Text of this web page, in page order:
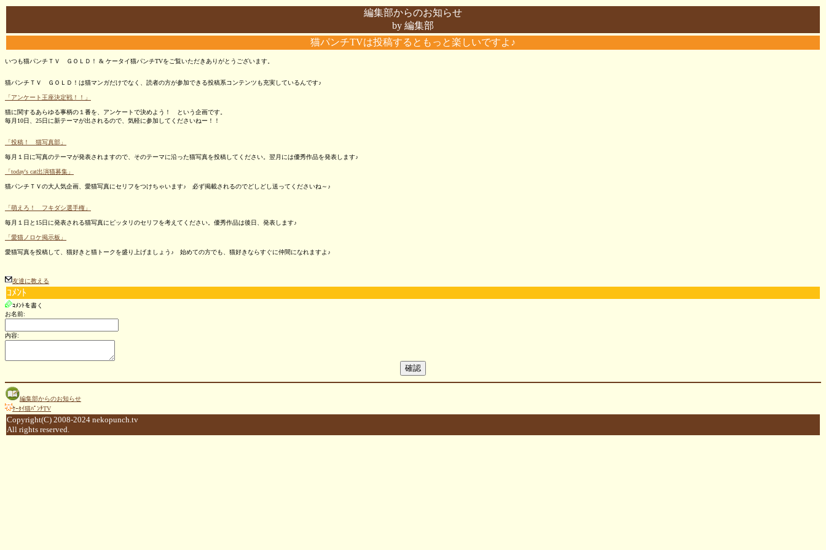
編集部からのお知らせ
by 編集部
猫パンチTVは投稿するともっと楽しいですよ♪
いつも猫パンチＴＶ ＧＯＬＤ！ & ケータイ猫パンチTVをご覧いただきありがとうございます。
猫パンチＴＶ ＧＯＬＤ！は猫マンガだけでなく、読者の方が参加できる投稿系コンテンツも充実しているんです♪
「アンケート王座決定戦！！」
猫に関するあらゆる事柄の１番を、アンケートで決めよう！ という企画です。
毎月10日、25日に新テーマが出されるので、気軽に参加してくださいねー！！
「投稿！ 猫写真部」
毎月１日に写真のテーマが発表されますので、そのテーマに沿った猫写真を投稿してください。翌月には優秀作品を発表します♪
「today's cat出演猫募集」
猫パンチＴＶの大人気企画、愛猫写真にセリフをつけちゃいます♪ 必ず掲載されるのでどしどし送ってくださいね～♪
「萌えろ！ フキダシ選手権」
毎月１日と15日に発表される猫写真にピッタリのセリフを考えてください。優秀作品は後日、発表します♪
「愛猫ノロケ掲示板」
愛猫写真を投稿して、猫好きと猫トークを盛り上げましょう♪ 始めての方でも、猫好きならすぐに仲間になれますよ♪
友達に教える
ｺﾒﾝﾄ
ｺﾒﾝﾄを書く
お名前:
内容:
編集部からのお知らせ
ｹｰﾀｲ猫ﾊﾟﾝﾁTV
Copyright(C) 2008-2024 nekopunch.tv
All rights reserved.